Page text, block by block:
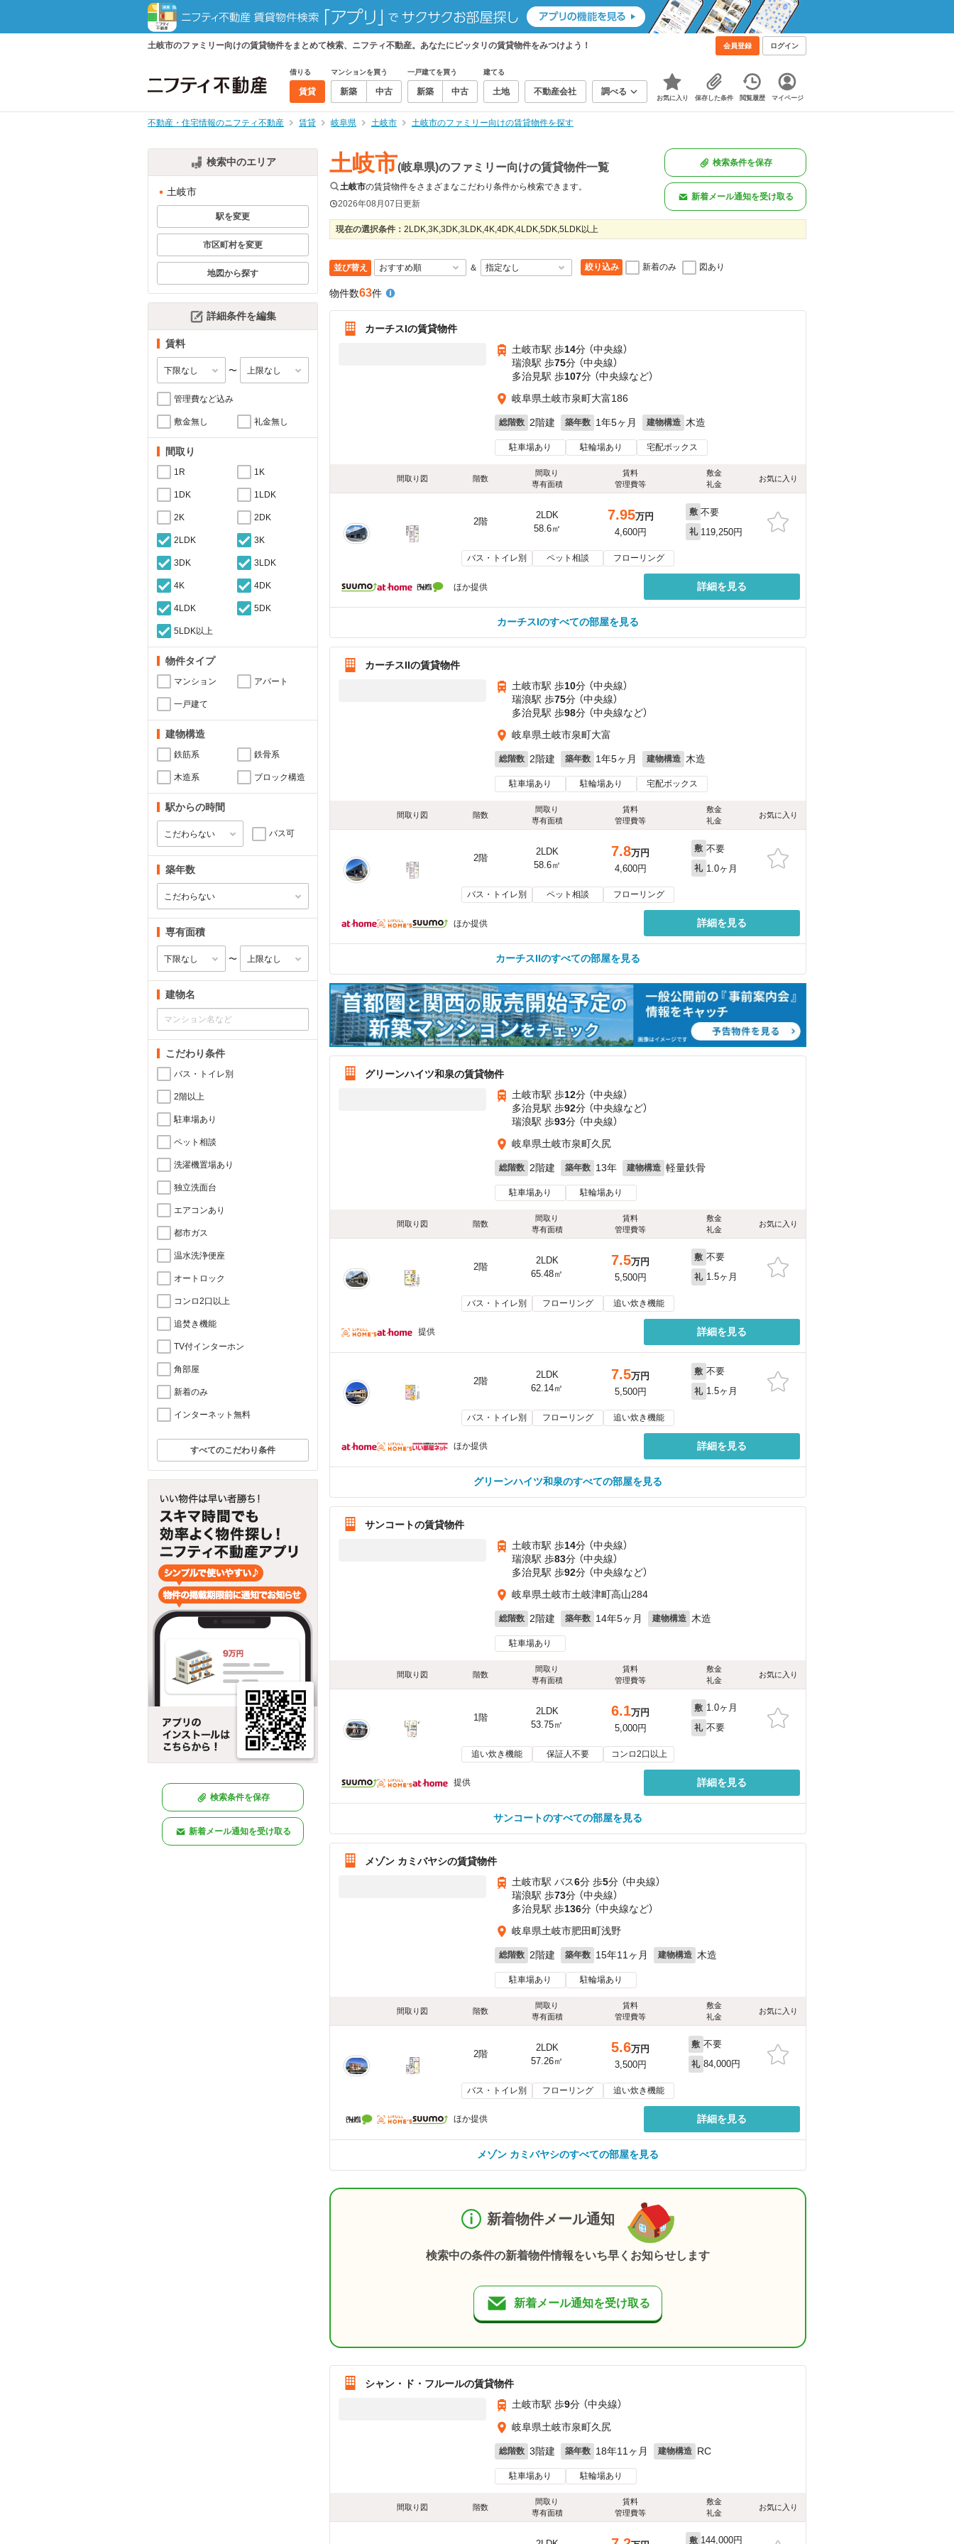
土岐市のファミリー向けの賃貸物件をまとめて検索、ニフティ不動産。あなたにピッタリの賃貸物件をみつけよう！ 会員登録 ログイン
借りる
賃貸
マンションを買う
新築 中古
一戸建てを買う
新築 中古
建てる
土地 不動産会社 調べる
お気に入り 保存した条件 閲覧履歴 マイページ
不動産・住宅情報のニフティ不動産 賃貸 岐阜県 土岐市 土岐市のファミリー向けの賃貸物件を探す
検索中のエリア
土岐市
駅を変更
市区町村を変更
地図から探す
詳細条件を編集
賃料
〜
管理費など込み
敷金無し 礼金無し
間取り
1R 1K
1DK 1LDK
2K 2DK
2LDK 3K
3DK 3LDK
4K 4DK
4LDK 5DK
5LDK以上
物件タイプ
マンション アパート
一戸建て
建物構造
鉄筋系 鉄骨系
木造系 ブロック構造
駅からの時間
バス可
築年数
専有面積
〜
建物名
こだわり条件
バス・トイレ別
2階以上
駐車場あり
ペット相談
洗濯機置場あり
独立洗面台
エアコンあり
都市ガス
温水洗浄便座
オートロック
コンロ2口以上
追焚き機能
TV付インターホン
角部屋
新着のみ
インターネット無料
すべてのこだわり条件
検索条件を保存
新着メール通知を受け取る
土岐市(岐阜県)のファミリー向けの賃貸物件一覧
土岐市の賃貸物件をさまざまなこだわり条件から検索できます。
2026年08月07日更新
検索条件を保存
新着メール通知を受け取る
現在の選択条件： 2LDK,3K,3DK,3LDK,4K,4DK,4LDK,5DK,5LDK以上
並び替え ＆ 絞り込み 新着のみ 図あり
物件数63件
カーチスIの賃貸物件
土岐市駅 歩14分 （中央線）
瑞浪駅 歩75分 （中央線）
多治見駅 歩107分 （中央線など）
岐阜県土岐市泉町大富186
総階数 2階建 築年数 1年5ヶ月 建物構造 木造
駐車場あり 駐輪場あり 宅配ボックス
間取り図 階数
間取り
専有面積
賃料
管理費等
敷金
礼金
お気に入り
2階
2LDK
58.6㎡
7.95万円
4,600円
敷 不要
礼 119,250円
バス・トイレ別 ペット相談 フローリング
ほか提供 詳細を見る
カーチスIのすべての部屋を見る
カーチスIIの賃貸物件
土岐市駅 歩10分 （中央線）
瑞浪駅 歩75分 （中央線）
多治見駅 歩98分 （中央線など）
岐阜県土岐市泉町大富
総階数 2階建 築年数 1年5ヶ月 建物構造 木造
駐車場あり 駐輪場あり 宅配ボックス
間取り図 階数
間取り
専有面積
賃料
管理費等
敷金
礼金
お気に入り
2階
2LDK
58.6㎡
7.8万円
4,600円
敷 不要
礼 1.0ヶ月
バス・トイレ別 ペット相談 フローリング
ほか提供 詳細を見る
カーチスIIのすべての部屋を見る
グリーンハイツ和泉の賃貸物件
土岐市駅 歩12分 （中央線）
多治見駅 歩92分 （中央線など）
瑞浪駅 歩93分 （中央線）
岐阜県土岐市泉町久尻
総階数 2階建 築年数 13年 建物構造 軽量鉄骨
駐車場あり 駐輪場あり
間取り図 階数
間取り
専有面積
賃料
管理費等
敷金
礼金
お気に入り
2階
2LDK
65.48㎡
7.5万円
5,500円
敷 不要
礼 1.5ヶ月
バス・トイレ別 フローリング 追い炊き機能
提供 詳細を見る
2階
2LDK
62.14㎡
7.5万円
5,500円
敷 不要
礼 1.5ヶ月
バス・トイレ別 フローリング 追い炊き機能
ほか提供 詳細を見る
グリーンハイツ和泉のすべての部屋を見る
サンコートの賃貸物件
土岐市駅 歩14分 （中央線）
瑞浪駅 歩83分 （中央線）
多治見駅 歩92分 （中央線など）
岐阜県土岐市土岐津町高山284
総階数 2階建 築年数 14年5ヶ月 建物構造 木造
駐車場あり
間取り図 階数
間取り
専有面積
賃料
管理費等
敷金
礼金
お気に入り
1階
2LDK
53.75㎡
6.1万円
5,000円
敷 1.0ヶ月
礼 不要
追い炊き機能 保証人不要 コンロ2口以上
提供 詳細を見る
サンコートのすべての部屋を見る
メゾン カミバヤシの賃貸物件
土岐市駅 バス6分 歩5分 （中央線）
瑞浪駅 歩73分 （中央線）
多治見駅 歩136分 （中央線など）
岐阜県土岐市肥田町浅野
総階数 2階建 築年数 15年11ヶ月 建物構造 木造
駐車場あり 駐輪場あり
間取り図 階数
間取り
専有面積
賃料
管理費等
敷金
礼金
お気に入り
2階
2LDK
57.26㎡
5.6万円
3,500円
敷 不要
礼 84,000円
バス・トイレ別 フローリング 追い炊き機能
ほか提供 詳細を見る
メゾン カミバヤシのすべての部屋を見る
新着物件メール通知
検索中の条件の新着物件情報をいち早くお知らせします
新着メール通知を受け取る
シャン・ド・フルールの賃貸物件
土岐市駅 歩9分 （中央線）
岐阜県土岐市泉町久尻
総階数 3階建 築年数 18年11ヶ月 建物構造 RC
駐車場あり 駐輪場あり
間取り図 階数
間取り
専有面積
賃料
管理費等
敷金
礼金
お気に入り
敷 144,000円